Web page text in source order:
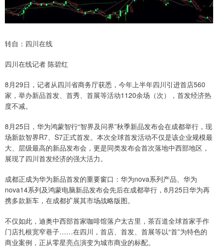
转自：四川在线
四川在线记者 陈碧红
8月29日，记者从四川省商务厅获悉，今年上半年四川引进首店560
家，举办新品首发、首秀、首展等活动1120余场（次），首发经济热
度不减。
8月25日，华为鸿蒙智行“智界及问界”秋季新品发布会在成都举行，现
场新款智界R7、S7正式首发。本次全球首发活动不仅是该企业规模最
大、层级最高的新品发布会，更是同类发布会首次落地中西部地区，
展现了四川首发经济的强大活力。
成都正成为华为新品首发的重要窗口：华为nova系列产品、华为
nova14系列及鸿蒙电脑新品发布会先后在成都举行，8月25日华为再
携多款新车，在成都扩展其市场战略版图。
不仅如此，迪奥中西部首家咖啡馆落户太古里，茶百道全球首家手作
门店扎根宽窄巷子……在四川，首店、首发、首展等以“首”为特色的
商业案例，正从零星亮点演变为城市商业的标配。